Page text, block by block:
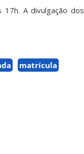
A divulgação dos
matrícula